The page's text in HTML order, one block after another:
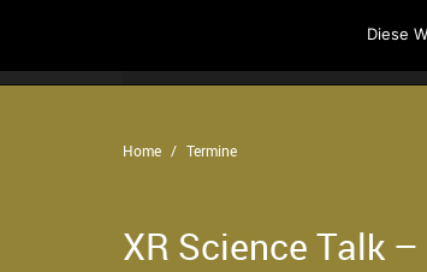
Home Termine
XR Science Talk
Diese